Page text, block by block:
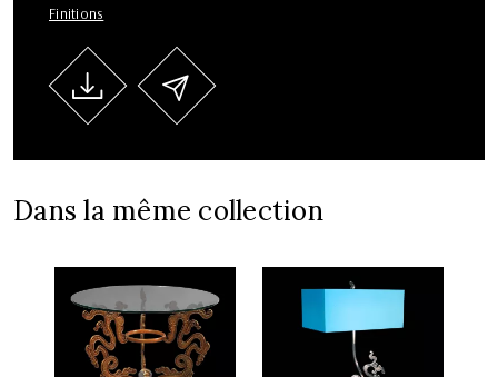
Finitions
Dans la même collection